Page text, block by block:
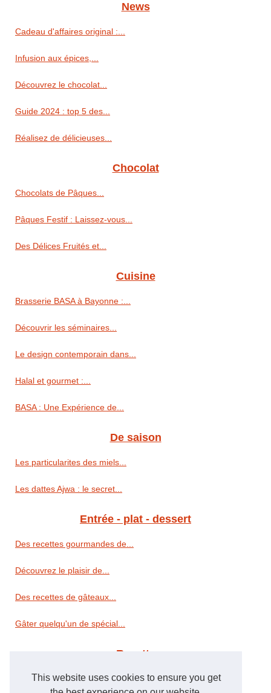
This website uses cookies to ensure you get
News
Cadeau d'affaires original :...
Infusion aux épices,...
Découvrez le chocolat...
Guide 2024 : top 5 des...
Réalisez de délicieuses...
Chocolat
Chocolats de Pâques...
Pâques Festif : Laissez-vous...
Des Délices Fruités et...
Cuisine
Brasserie BASA à Bayonne :...
Découvrir les séminaires...
Le design contemporain dans...
Halal et gourmet :...
BASA : Une Expérience de...
De saison
Les particularites des miels...
Les dattes Ajwa : le secret...
Entrée - plat - dessert
Des recettes gourmandes de...
Découvrez le plaisir de...
Des recettes de gâteaux...
Gâter quelqu'un de spécial...
Recette
Magret de canard fourré au...